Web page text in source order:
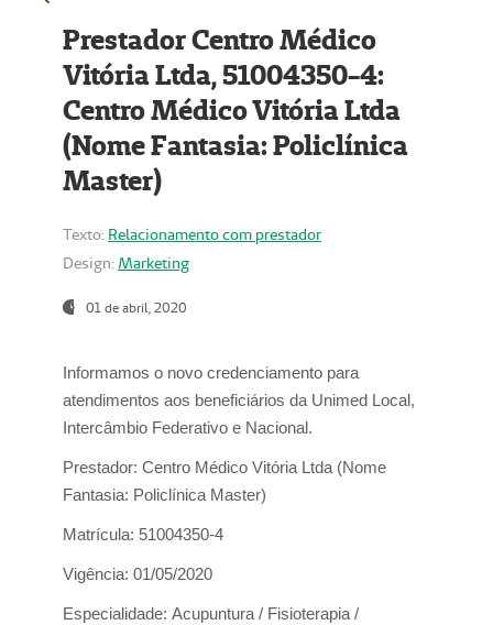
Prestador Centro Médico
Vitória Ltda, 51004350-4:
Centro Médico Vitória Ltda
(Nome Fantasia: Policlínica
Master)
Texto: Relacionamento com prestador
Design: Marketing
01 de abril, 2020
Informamos o novo credenciamento para
atendimentos aos beneficiários da Unimed Local,
Intercâmbio Federativo e Nacional.
Prestador: Centro Médico Vitória Ltda (Nome
Fantasia: Policlínica Master)
Matrícula: 51004350-4
Vigência: 01/05/2020
Especialidade: Acupuntura / Fisioterapia /